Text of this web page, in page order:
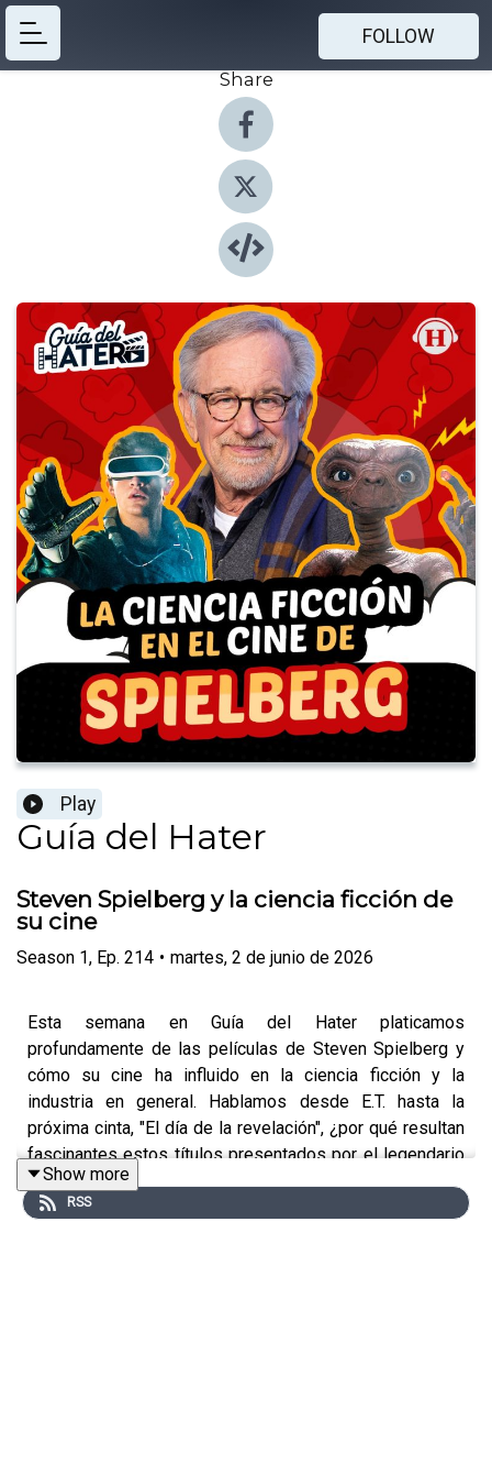
FOLLOW
Share
Play
Guía del Hater
Steven Spielberg y la ciencia ficción de
su cine
Season 1, Ep. 214 • martes, 2 de junio de 2026
Esta semana en Guía del Hater platicamos
profundamente de las películas de Steven Spielberg y
cómo su cine ha influido en la ciencia ficción y la
industria en general. Hablamos desde E.T. hasta la
próxima cinta, "El día de la revelación", ¿por qué resultan
fascinantes estos títulos presentados por el legendario
cineasta? Descúbrelo con nosotros.
Show more
RSS